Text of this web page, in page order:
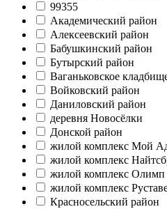
99355
Академический район
Алексеевский район
Бабушкинский район
Бутырский район
Ваганьковское
Войковский район
Даниловский район
деревня Новосёлки
Донской район
жилой комплекс Мой
жилой комплекс
жилой комплекс Олимп
жилой комплекс
Красносельский район